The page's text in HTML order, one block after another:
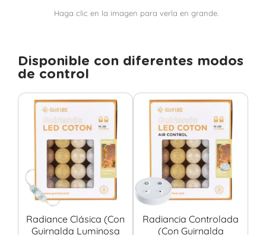
Haga clic en la imagen para verla en grande.
Disponible con diferentes modos
de control
Radiance Clásica (con
Guirnalda Luminosa
Radiancia Controlada
(con Guirnalda